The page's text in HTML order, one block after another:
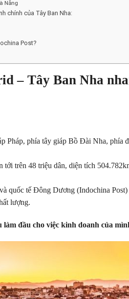
Nẵng
chính của Tây Ban Nha:
Post?
– Tây Ban Nha
Pháp, phía tây giáp Bồ Đài Nha, phía
tới trên 48 triệu dân, diện tích
quốc tế Đông Dương (Indochina
lượng.
đầu cho việc kinh doanh của